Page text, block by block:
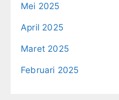
Mei 2025
April 2025
Maret 2025
Februari 2025